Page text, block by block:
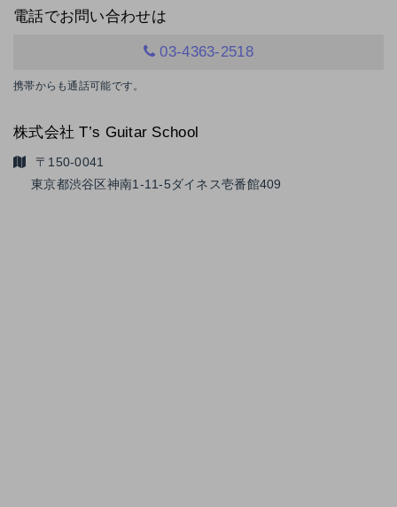
電話でお問い合わせは
03-4363-2518
携帯からも通話可能です。
株式会社 T’s Guitar School
〒150-0041
東京都渋谷区神南1-11-5ダイネス壱番館409